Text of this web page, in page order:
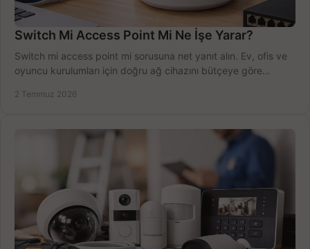
Switch Mi Access Point Mi Ne İşe Yarar?
Switch mi access point mi sorusuna net yanıt alın. Ev, ofis ve
oyuncu kurulumları için doğru ağ cihazını bütçeye göre
2 Temmuz 2026